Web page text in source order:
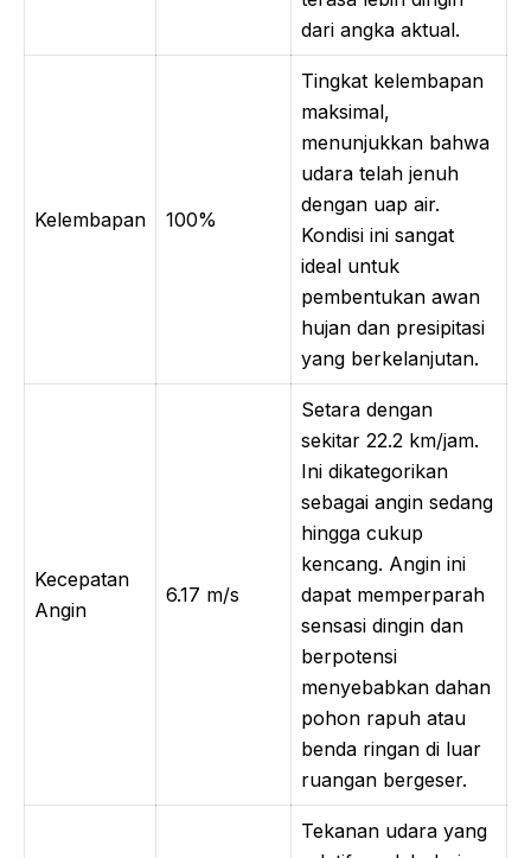
dari angka aktual.
Kelembapan 100%
Tingkat kelembapan
maksimal,
menunjukkan bahwa
udara telah jenuh
dengan uap air.
Kondisi ini sangat
ideal untuk
pembentukan awan
hujan dan presipitasi
yang berkelanjutan.
Kecepatan
Angin
6.17 m/s
Setara dengan
sekitar 22.2 km/jam.
Ini dikategorikan
sebagai angin sedang
hingga cukup
kencang. Angin ini
dapat memperparah
sensasi dingin dan
berpotensi
menyebabkan dahan
pohon rapuh atau
benda ringan di luar
ruangan bergeser.
Tekanan udara yang